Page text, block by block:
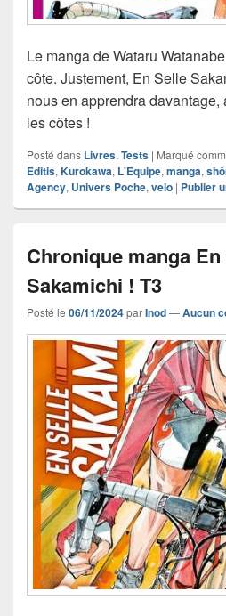
Le manga de Wataru
côte. Justement, En Selle
nous en apprendra
les côtes !
Posté dans Livres, Tests | Marqué
Editis, Kurokawa, L'Equipe, manga,
Agency, Univers Poche, velo | Publier
Chronique manga En
Sakamichi ! T3
Posté le 06/11/2024parInod—Aucun